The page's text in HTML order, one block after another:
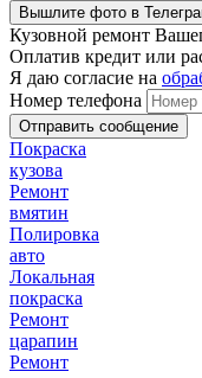
Вышлите фото в
Кузовной ремонт
Оплатив кредит или
Я даю согласие на
Номер телефона
Покраска
кузова
Ремонт
вмятин
Полировка
авто
Локальная
покраска
Ремонт
царапин
Ремонт